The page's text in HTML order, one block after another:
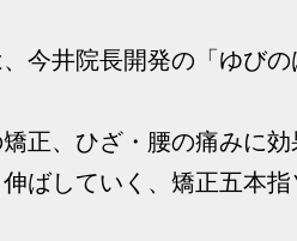
今井院長開発の「ゆび
正、ひざ・腰の痛みに
ばしていく、矯正五本